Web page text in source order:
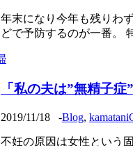
年末になり今年も残りわ
どで予防するのが一番。
「私の夫は”無精子
2019/11/18 -Blog,
不妊の原因は女性という